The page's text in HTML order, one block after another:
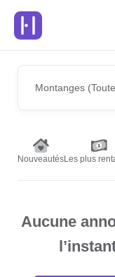
Montanges
NouveautésLes plus
Aucune